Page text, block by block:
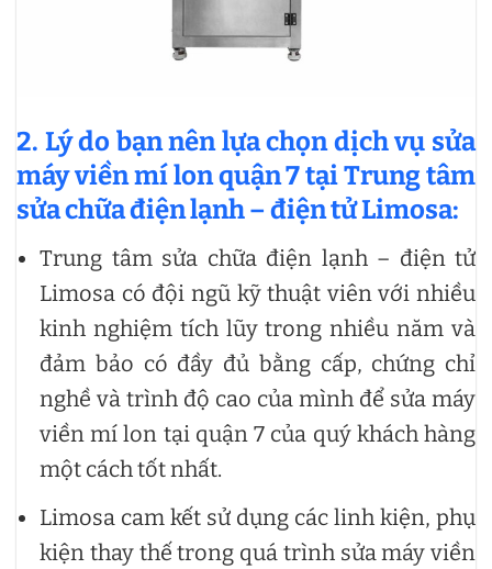
2. Lý do bạn nên lựa chọn dịch vụ sửa
máy viền mí lon quận 7 tại Trung tâm
sửa chữa điện lạnh – điện tử Limosa:
Trung tâm sửa chữa điện lạnh – điện tử
Limosa có đội ngũ kỹ thuật viên với nhiều
kinh nghiệm tích lũy trong nhiều năm và
đảm bảo có đầy đủ bằng cấp, chứng chỉ
nghề và trình độ cao của mình để sửa máy
viền mí lon tại quận 7 của quý khách hàng
một cách tốt nhất.
Limosa cam kết sử dụng các linh kiện, phụ
kiện thay thế trong quá trình sửa máy viền